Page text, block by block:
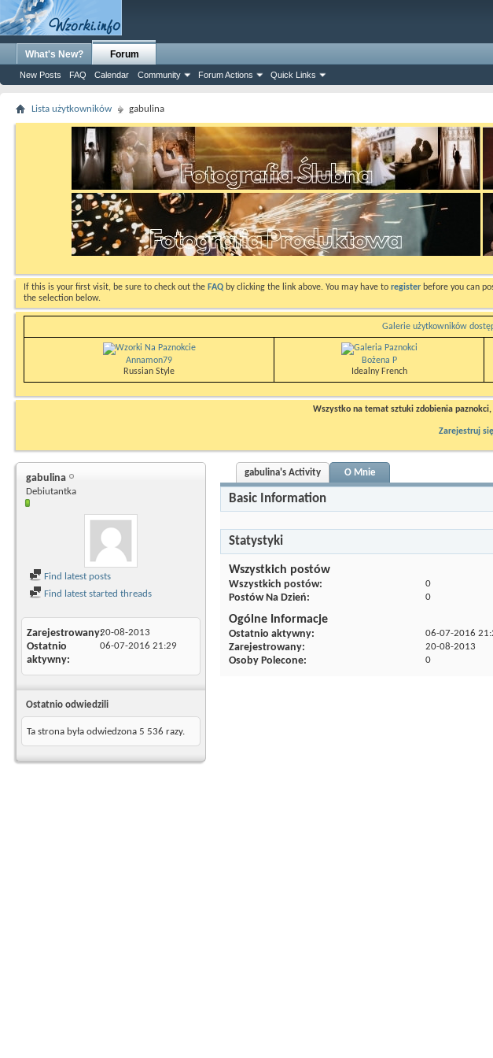
What's New? Forum
New Posts FAQ Calendar Community Forum Actions Quick Links
Lista użytkowników gabulina
If this is your first visit, be sure to check out the FAQ by clicking the link above. You may have to register before you can
the selection below.
Galerie użytkowników
Annamon79
Russian Style
Bożena P
Idealny French
Wszystko na temat sztuki zdobienia
Zarejestruj
gabulina
Debiutantka
Find latest posts
Find latest started threads
Zarejestrowany20-08-2013
Ostatnio
aktywny
06-07-2016 21:29
Ostatnio odwiedzili
Ta strona była odwiedzona 5 536 razy.
gabulina's Activity O Mnie
Basic Information
Statystyki
Wszystkich postów
Wszystkich postów 0
Postów Na Dzień 0
Ogólne Informacje
Ostatnio aktywny 06-07-2016
Zarejestrowany 20-08-2013
Osoby Polecone 0